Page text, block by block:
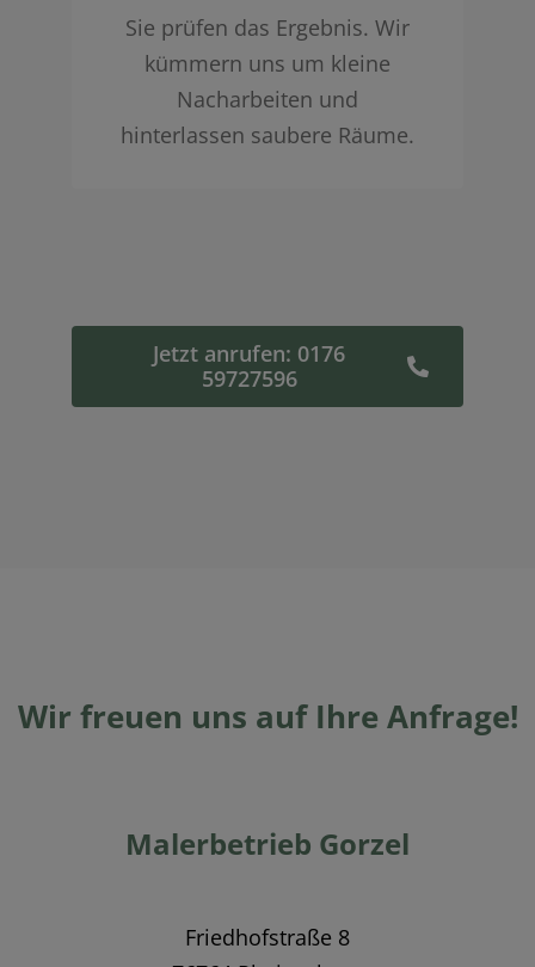
Sie prüfen das Ergebnis. Wir
kümmern uns um kleine
Nacharbeiten und
hinterlassen saubere Räume.
Jetzt anrufen: 0176
59727596
Wir freuen uns auf Ihre Anfrage!
Malerbetrieb Gorzel
Friedhofstraße 8